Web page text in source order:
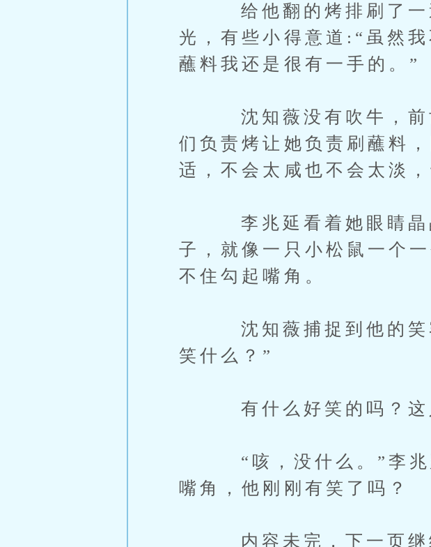
给他翻的烤排刷了一遍
光，有些小得意道:“虽然
蘸料我还是很有一手的。”
沈知薇没有吹牛，前世
们负责烤让她负责刷蘸料
适，不会太咸也不会太淡，
李兆延看着她眼睛晶晶
子，就像一只小松鼠一个
不住勾起嘴角。
沈知薇捕捉到他的笑容
笑什么？”
有什么好笑的吗？这人
“咳，没什么。”李兆延
嘴角，他刚刚有笑了吗？
内容未完，下一页继